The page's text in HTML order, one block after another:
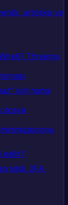
artı/eksi ve
6) Threema
için hangi
dosya
edilir?
kilidi, 2FA,